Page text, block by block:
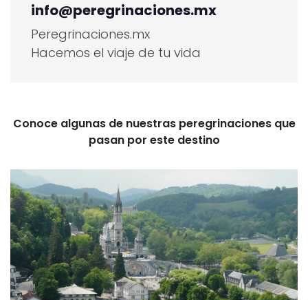
info@peregrinaciones.mx
Peregrinaciones.mx
Hacemos el viaje de tu vida
Conoce algunas de nuestras peregrinaciones que
pasan por este destino